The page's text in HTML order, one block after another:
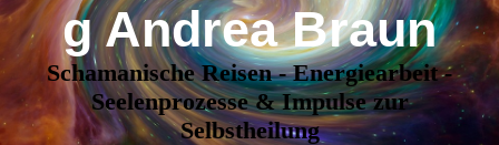
g Andrea Braun
Schamanische Reisen - Energiearbeit -
Seelenprozesse & Impulse zur
Selbstheilung